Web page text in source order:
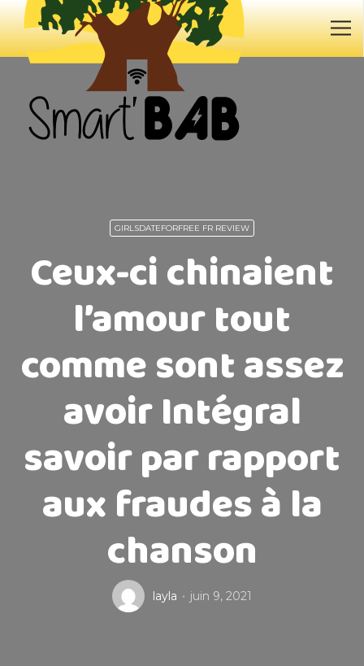
GIRLSDATEFORFREE FR REVIEW
Ceux-ci chinaient
l’amour tout
comme sont assez
avoir Intégral
savoir par rapport
aux fraudes à la
chanson
layla juin 9, 2021